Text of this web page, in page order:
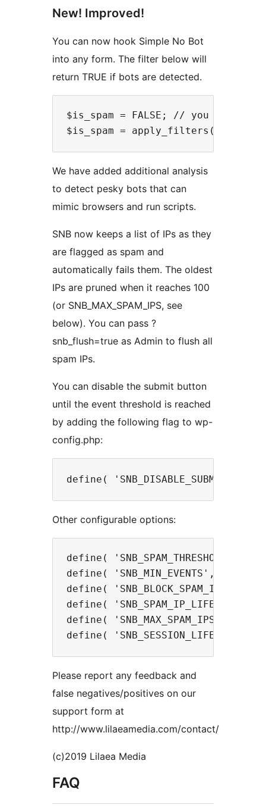
New! Improved!
You can now hook Simple No Bot
into any form. The filter below will
return TRUE if bots are detected.
$is_spam = FALSE; // you can
We have added additional analysis
to detect pesky bots that can
mimic browsers and run scripts.
SNB now keeps a list of IPs as they
are flagged as spam and
automatically fails them. The oldest
IPs are pruned when it reaches 100
(or SNB_MAX_SPAM_IPS, see
below). You can pass ?
snb_flush=true as Admin to flush all
spam IPs.
You can disable the submit button
until the event threshold is reached
by adding the following flag to wp-
config.php:
Other configurable options:
define(
define( 'SNB_MIN_EVENTS', 2 );
define(
define(
define( 'SNB_MAX_SPAM_IPS',
Please report any feedback and
false negatives/positives on our
support form at
http://www.lilaeamedia.com/contact/
(c)2019 Lilaea Media
FAQ